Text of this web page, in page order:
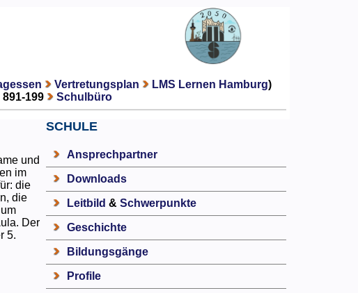
Vertretungsplan LMS Lernen Hamburg)
199
Schulbüro
und
im
die
die
Der
5.
SCHULE
Ansprechpartner
Downloads
Leitbild & Schwerpunkte
Geschichte
Bildungsgänge
Profile